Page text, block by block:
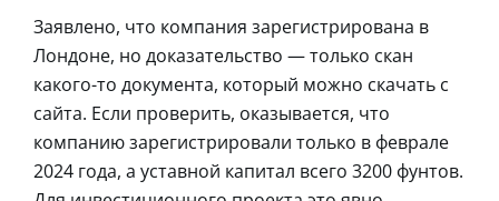
Заявлено, что компания зарегистрирована в
Лондоне, но доказательство — только скан
какого-то документа, который можно скачать с
сайта. Если проверить, оказывается, что
компанию зарегистрировали только в феврале
2024 года, а уставной капитал всего 3200 фунтов.